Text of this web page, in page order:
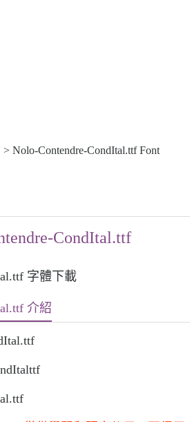
> Nolo-Contendre-CondItal.ttf Font
CondItal.ttf
字體下載
介紹